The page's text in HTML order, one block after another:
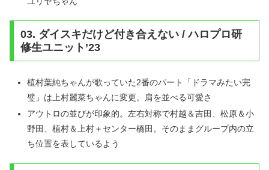
03. ダイスキだけど付き合えない / ハロプロ研
修生ユニット’23
植村葉純ちゃんが歌っていた2番のパート「ドラマみたい完
璧」は上村麗菜ちゃんに変更。肩を並べる可愛さ
アウトロの並びが印象的。左右対称で村越＆吉田、松原＆小
野田、植村＆上村＋センター橋田。そのままグループ内の立
ち位置を表しているよう